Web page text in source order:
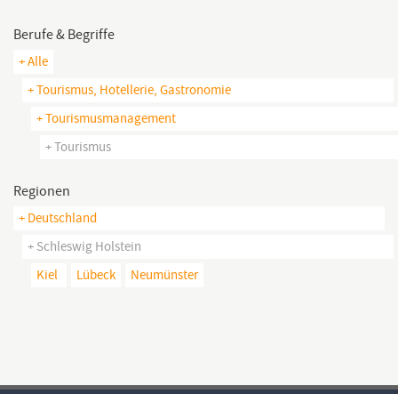
Berufe & Begriffe
+ Alle
+ Tourismus, Hotellerie, Gastronomie
+ Tourismusmanagement
+ Tourismus
Regionen
+ Deutschland
+ Schleswig Holstein
Kiel
Lübeck Neumünster